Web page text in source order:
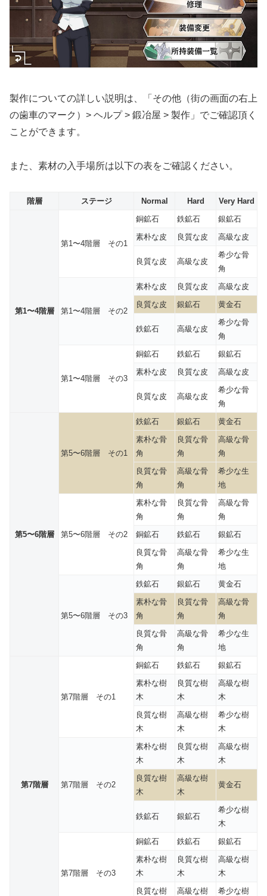
製作についての詳しい説明は、「その他（街の画面の右上
の歯車のマーク）> ヘルプ > 鍛冶屋 > 製作」でご確認頂く
ことができます。
また、素材の入手場所は以下の表をご確認ください。
階層 ステージ Normal Hard Very Hard
第1〜4階層
第1〜4階層 その1
銅鉱石 鉄鉱石
銀鉱石
素朴な皮
良質な皮 高級な皮
良質な皮 高級な皮
希少な骨
角
第1〜4階層 その2
素朴な皮 良質な皮
高級な皮
良質な皮
銀鉱石 黄金石
鉄鉱石 高級な皮
希少な骨
角
第1〜4階層 その3
銅鉱石 鉄鉱石
銀鉱石
素朴な皮
良質な皮 高級な皮
良質な皮 高級な皮
希少な骨
角
第5〜6階層
第5〜6階層 その1
鉄鉱石 銀鉱石
黄金石
素朴な骨
角
良質な骨
角
高級な骨
角
良質な骨
角
高級な骨
角
希少な生
地
第5〜6階層 その2
素朴な骨
角
良質な骨
角
高級な骨
角
銅鉱石
鉄鉱石
銀鉱石
良質な骨
角
高級な骨
角
希少な生
地
第5〜6階層 その3
鉄鉱石 銀鉱石
黄金石
素朴な骨
角
良質な骨
角
高級な骨
角
良質な骨
角
高級な骨
角
希少な生
地
第7階層
第7階層 その1
銅鉱石 鉄鉱石
銀鉱石
素朴な樹
木
良質な樹
木
高級な樹
木
良質な樹
木
高級な樹
木
希少な樹
木
第7階層 その2
素朴な樹
木
良質な樹
木
高級な樹
木
良質な樹
木
高級な樹
木
黄金石
鉄鉱石 銀鉱石
希少な樹
木
第7階層 その3
銅鉱石 鉄鉱石
銀鉱石
素朴な樹
木
良質な樹
木
高級な樹
木
良質な樹
高級な樹
希少な樹